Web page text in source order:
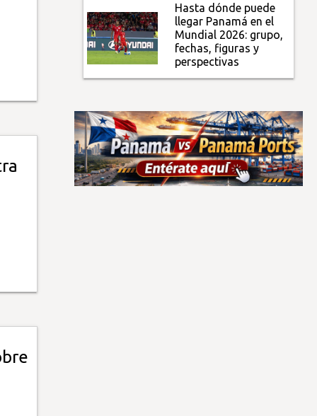
Hasta dónde puede
llegar Panamá en el
Mundial 2026: grupo,
fechas, figuras y
perspectivas